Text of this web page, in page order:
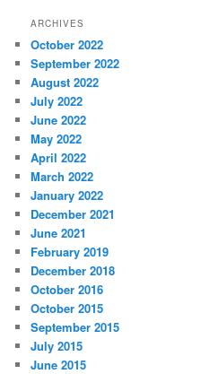
ARCHIVES
October 2022
September 2022
August 2022
July 2022
June 2022
May 2022
April 2022
March 2022
January 2022
December 2021
June 2021
February 2019
December 2018
October 2016
October 2015
September 2015
July 2015
June 2015